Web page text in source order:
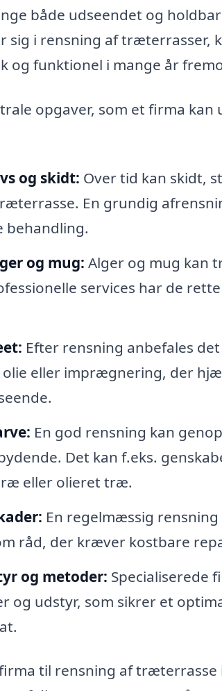
både udseendet og
sig i rensning af træterrasser,
og funktionel i mange år
opgaver, som et firma
og skidt: Over tid kan skidt,
En grundig
og mug: Alger og mug kan
services har de
Efter rensning anbefales
olie eller imprægnering, der
En god rensning kan
Det kan f.eks.
eller olieret træ.
En regelmæssig
råd, der kræver kostbare
og metoder: Specialiserede
og udstyr, som sikrer et
til rensning af træterrasse